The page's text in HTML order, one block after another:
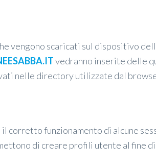
vengono scaricati sul dispositivo
vedranno inserite delle
nelle directory utilizzate dal
corretto funzionamento di alcune
di creare profili utente al fine